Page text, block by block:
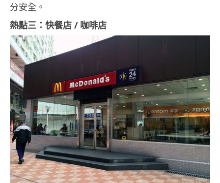
分安全。
熱點三：快餐店 / 咖啡店